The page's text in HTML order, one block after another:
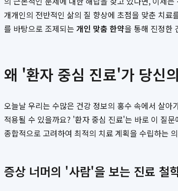
개개인의 전반적인 삶의 질 향상에 초점을 맞춘 치료
를 바탕으로 조제되는 개인 맞춤 한약을 통해 진정한
왜 '환자 중심 진료'가 당신
오늘날 우리는 수많은 건강 정보의 홍수 속에서 살
적용될 수 있을까요? '환자 중심 진료'는 바로 이 질
종합적으로 고려하여 최적의 치료 계획을 수립하는
증상 너머의 '사람'을 보는 진료 철